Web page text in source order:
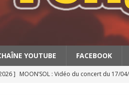
YOUTUBE FACEBOOK
] MOON’SOL : Vidéo du concert du 17/